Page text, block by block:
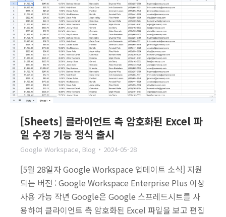
[Sheets] 클라이언트 측 암호화된 Excel 파
일 수정 기능 정식 출시
Google Workspace, Blog 2024-05-28
[5월 28일자 Google Workspace 업데이트 소식] 지원
되는 버전 : Google Workspace Enterprise Plus 이상
사용 가능 작년 Google은 Google 스프레드시트를 사
용하여 클라이언트 측 암호화된 Excel 파일을 보고 편집